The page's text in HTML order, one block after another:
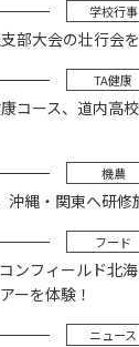
学校行事
部大会の壮行会
TA健康
コース、道内高
機農
縄・関東へ研修
フード
ンフィールド北
ーを体験！
ニュース